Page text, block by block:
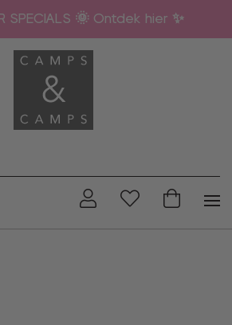
SPECIALS 🌞 Ontdek hier ✨